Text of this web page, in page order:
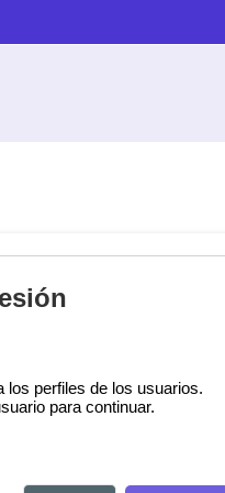
los perfiles de los usuarios.
para continuar.